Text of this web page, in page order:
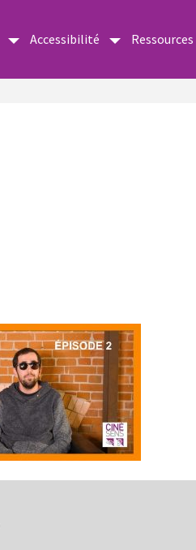
Accessibilité Ressources